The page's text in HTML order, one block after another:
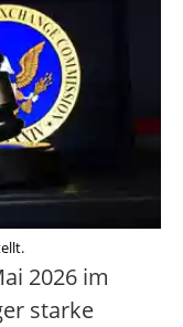
2026 im
starke